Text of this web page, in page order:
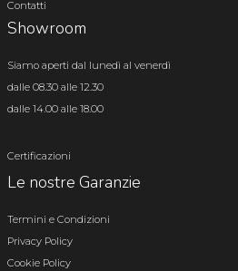
Contatti
Showroom
Siamo aperti dal lunedì al venerdì
dalle 08.30 alle 12.30
dalle 14.00 alle 18.00
Certificazioni
Le nostre Garanzie
Termini e Condizioni
Privacy Policy
Cookie Policy